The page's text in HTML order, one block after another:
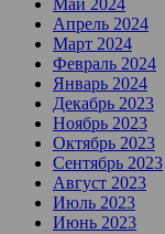
Апрель 2024
Март 2024
Февраль 2024
Январь 2024
Декабрь 2023
Ноябрь 2023
Октябрь 2023
Сентябрь 2023
Август 2023
Июль 2023
Июнь 2023